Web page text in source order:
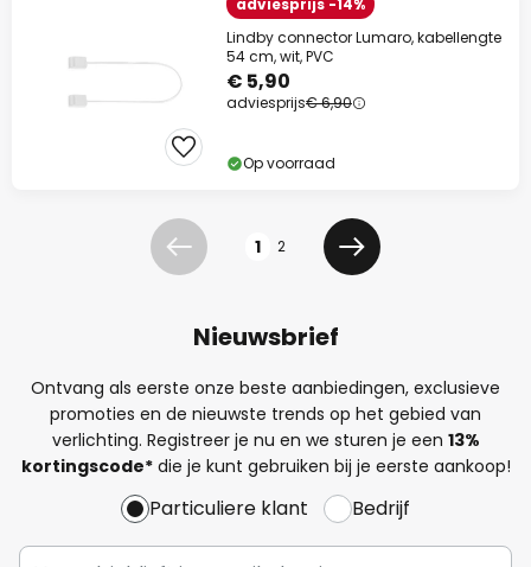
adviesprijs -14%
Lindby connector Lumaro, kabellengte
54 cm, wit, PVC
€ 5,90
adviesprijs€ 6,90
Op voorraad
Vorige 1 2
Volgende
Nieuwsbrief
Ontvang als eerste onze beste aanbiedingen, exclusieve
promoties en de nieuwste trends op het gebied van
verlichting. Registreer je nu en we sturen je een 13%
kortingscode*die je kunt gebruiken bij je eerste aankoop!
Particuliere klant Bedrijf